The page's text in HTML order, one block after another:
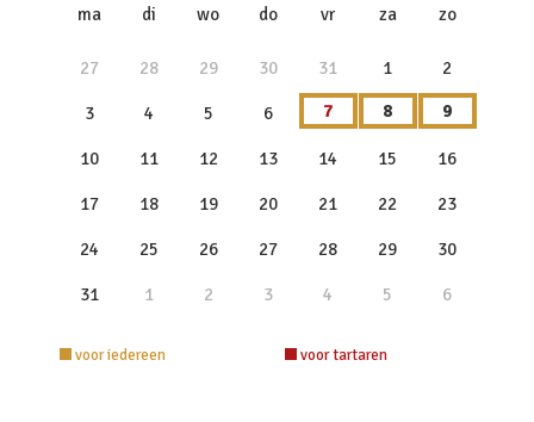
ma di wo do vr za zo
27 28 29 30 31 1 2
3 4 5 6 7 8 9
10 11 12 13 14 15 16
17 18 19 20 21 22 23
24 25 26 27 28 29 30
31 1 2 3 4 5 6
voor iedereen voor tartaren